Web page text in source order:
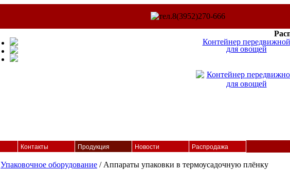
Контейнер передвижной
для овощей
Контакты Продукция Новости Распродажа
Упаковочное оборудование / Аппараты упаковки в термоусадочную плёнку